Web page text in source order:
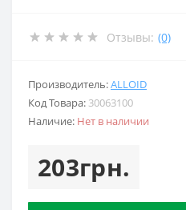
Отзывы: (0)
Производитель:ALLOID
Код Товара: 30063100
Наличие: Нет в наличии
203грн.